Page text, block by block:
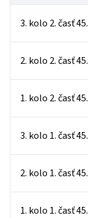
3. kolo 2. časť
2. kolo 2. časť
1. kolo 2. časť
3. kolo 1. časť
2. kolo 1. časť
1. kolo 1. časť